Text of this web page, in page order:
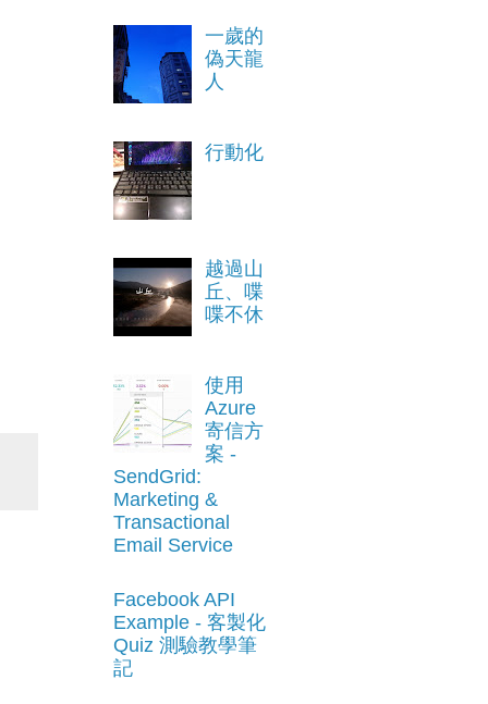
一歲的
偽天龍
人
行動化
越過山
丘、喋
喋不休
使用
Azure
寄信方
案 -
SendGrid:
Marketing &
Transactional
Email Service
Facebook API
Example - 客製化
Quiz 測驗教學筆
記